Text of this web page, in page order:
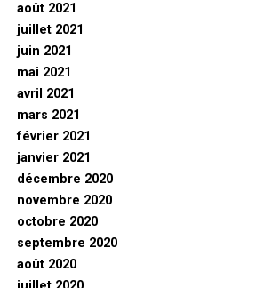
août 2021
juillet 2021
juin 2021
mai 2021
avril 2021
mars 2021
février 2021
janvier 2021
décembre 2020
novembre 2020
octobre 2020
septembre 2020
août 2020